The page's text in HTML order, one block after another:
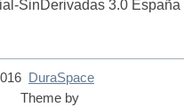
SinDerivadas 3.0 España
DuraSpace
Theme by